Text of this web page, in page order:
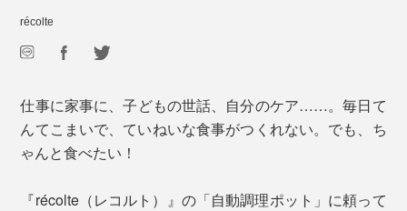
récolte
仕事に家事に、子どもの世話、自分のケア……。毎日て
んてこまいで、ていねいな食事がつくれない。でも、ち
ゃんと食べたい！
『récolte（レコルト）』の「自動調理ポット」に頼って